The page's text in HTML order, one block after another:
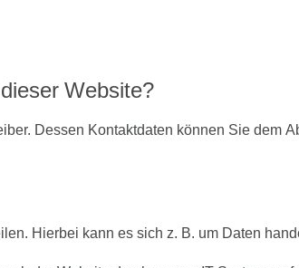
Website?
Dessen Kontaktdaten können Sie dem
Hierbei kann es sich z. B. um Daten